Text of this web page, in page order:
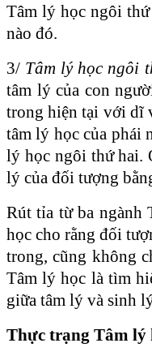
Tâm lý học ngôi
nào đó.
3/ Tâm lý học ngôi
tâm lý của con
trong hiện tại với dĩ
tâm lý học của phái
lý học ngôi thứ hai.
lý của đối tượng
Rút tỉa từ ba ngành
học cho rằng đối
trong, cũng không
Tâm lý học là tìm
giữa tâm lý và sinh
Thực trạng Tâm lý